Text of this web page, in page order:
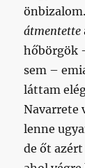
átmentette
hőbörgök
sem –
láttam
Navarrete
lenne
de őt